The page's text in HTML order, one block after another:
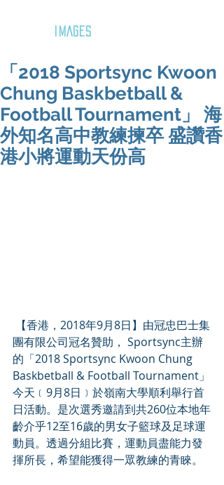
IMAGES
「2018 Sportsync Kwoon
Chung Baskbetball &
Football Tournament」 海
外知名高中教練揀卒 盛讚香
港小將運動天份高
團有限公司冠名贊助， Sportsync主辦
的「2018 Sportsync Kwoon Chung
Baskbetball & Football Tournament」
今天﹝9月8日﹞於嶺南大學順利舉行首
日活動。是次選秀邀請到共260位本地年
齡介乎12至16歲的男女子籃球及足球運
動員。透過分組比賽，運動員盡能力發
揮所長，希望能獲得一眾教練的青睞。